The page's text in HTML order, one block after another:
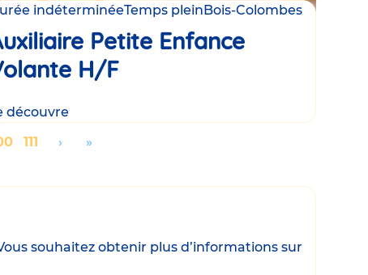
indéterminéeTemps pleinBois-Colombes
Petite Enfance
H/F
découvre
Page
111
Aller
suivante
›
Aller
page
»
souhaitez obtenir plus d’informations sur